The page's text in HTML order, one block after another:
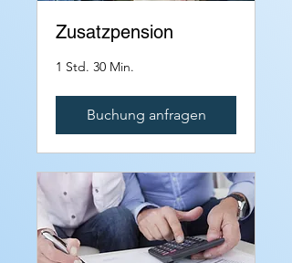
Zusatzpension
1 Std. 30 Min.
Buchung anfragen